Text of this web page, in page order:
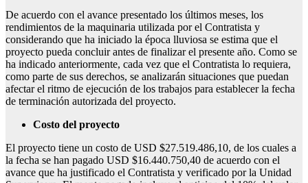
De acuerdo con el avance presentado los últimos meses, los
rendimientos de la maquinaria utilizada por el Contratista y
considerando que ha iniciado la época lluviosa se estima que el
proyecto pueda concluir antes de finalizar el presente año. Como se
ha indicado anteriormente, cada vez que el Contratista lo requiera,
como parte de sus derechos, se analizarán situaciones que puedan
afectar el ritmo de ejecución de los trabajos para establecer la fecha
de terminación autorizada del proyecto.
Costo del proyecto
El proyecto tiene un costo de USD $27.519.486,10, de los cuales a
la fecha se han pagado USD $16.440.750,40 de acuerdo con el
avance que ha justificado el Contratista y verificado por la Unidad